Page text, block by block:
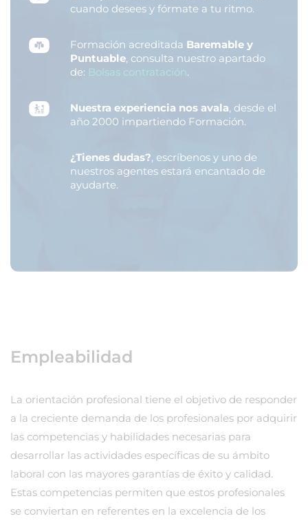
cuando desees y fórmate a tu ritmo.
Formación acreditada Baremable y
Puntuable, consulta nuestro apartado
de: Bolsas contratación.
Nuestra experiencia nos avala, desde el
año 2000 impartiendo Formación.
¿Tienes dudas?, escríbenos y uno de
nuestros agentes estará encantado de
ayudarte.
Empleabilidad
La orientación profesional tiene el objetivo de responder
a la creciente demanda de los profesionales por adquirir
las competencias y habilidades necesarias para
desarrollar las actividades específicas de su ámbito
laboral con las mayores garantías de éxito y calidad.
Estas competencias permiten que estos profesionales
se conviertan en referentes en la excelencia de los